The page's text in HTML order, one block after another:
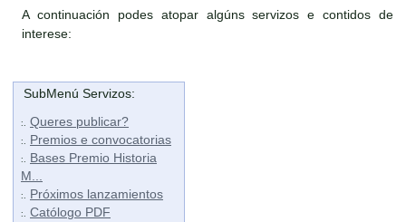
A continuación podes atopar algúns servizos e contidos de
interese:
SubMenú Servizos:
:. Queres publicar?
:. Premios e convocatorias
:.
Bases Premio Historia
M...
:. Próximos lanzamientos
:. Católogo PDF